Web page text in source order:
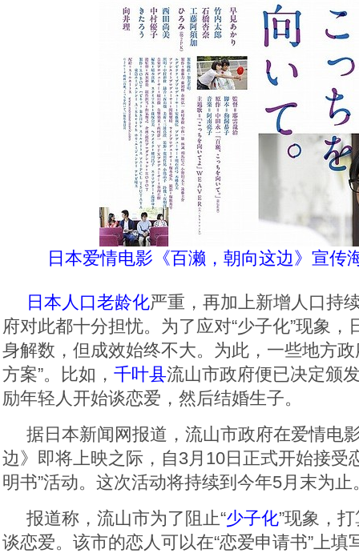
日本爱情电影《百濑，朝向这边》宣传
日本人口老龄化严重，再加上新增人口持
府对此都十分担忧。为了应对“少子化”现象，
身解数，但成效始终不大。为此，一些地方
方案”。比如， 千叶县流山市政府便已决定颁
励年轻人开始谈恋爱，然后结婚生子。
据日本新闻网报道，流山市政府在爱情电
边》即将上映之际，自3月10日正式开始接受
明书”活动。这次活动将持续到今年5月末为止
报道称，流山市为了阻止“少子化”现象，
谈恋爱。该市的恋人可以在“恋爱申请书”上填